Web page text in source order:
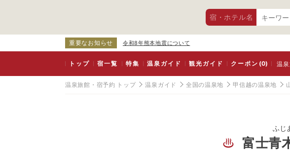
宿・ホテル名
重要なお知らせ 令和8年熊本地震について
トップ 宿一覧 特集 温泉ガイド 観光ガイド クーポン(0) 温
温泉旅館・宿予約 トップ 温泉ガイド 全国の温泉地 甲信越の温泉地
ふじ
富士青